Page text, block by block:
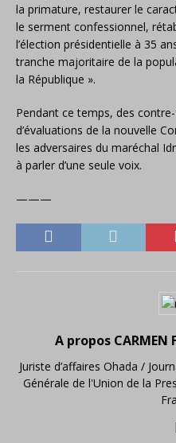
la primature, restaurer le
le serment confessionnel,
l’élection présidentielle à 35
tranche majoritaire de la
la République ».
Pendant ce temps, des
d’évaluations de la nouvelle
les adversaires du maréchal
à parler d’une seule voix.
———
A propos CARMEN
Juriste d’affaires Ohada /
Générale de l'Union de la